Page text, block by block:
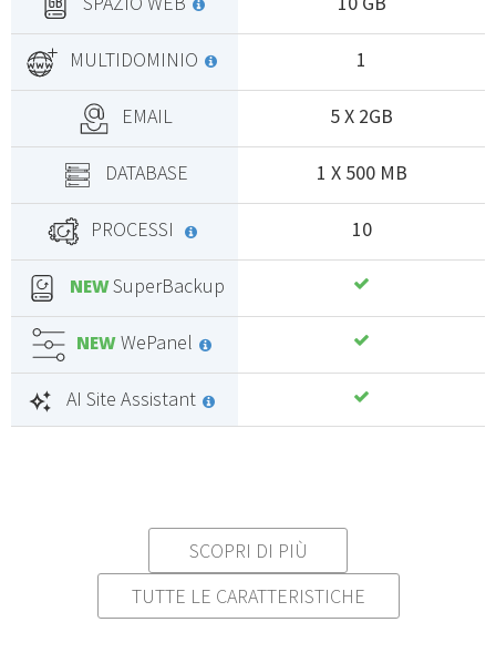
MULTIDOMINIO 1
EMAIL 5 X 2GB
DATABASE 1 X 500 MB
PROCESSI 10
NEWSuperBackup
NEWWePanel
AI Site Assistant
SCOPRI DI PIÙ
TUTTE LE CARATTERISTICHE